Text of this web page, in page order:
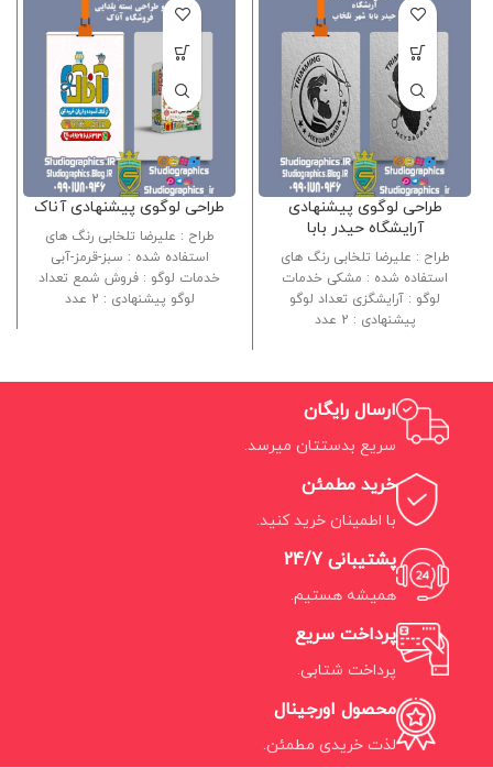
طراحی لوگوی پیشنهادی
آرایشگاه حیدر بابا
طراح : علیرضا تلخابی رنگ های
استفاده شده : مشکی خدمات
لوگو : آرایشگزی تعداد لوگو
پیشنهادی : 2 عدد
طراحی لوگوی پیشنهادی آناک
طراح : علیرضا تلخابی رنگ های
استفاده شده : سبز-قرمز-آبی
خدمات لوگو : فروش شمع تعداد
لوگو پیشنهادی : 2 عدد
ارسال رایگان
سریع بدستتان میرسد.
خرید مطمئن
با اطمینان خرید کنید.
پشتیبانی 24/7
همیشه هستیم.
پرداخت سریع
پرداخت شتابی.
محصول اورجینال
لذت خریدی مطمئن.